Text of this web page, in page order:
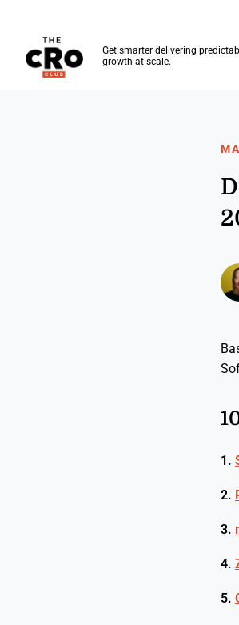
Get smarter delivering
growth at scale.
1.
2.
3.
4.
5.